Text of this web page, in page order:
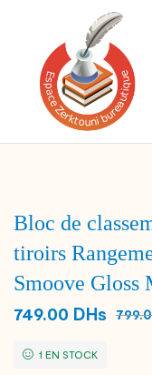
Bloc de
tiroirs
Smoove
749.00 DHs
1 EN STOCK